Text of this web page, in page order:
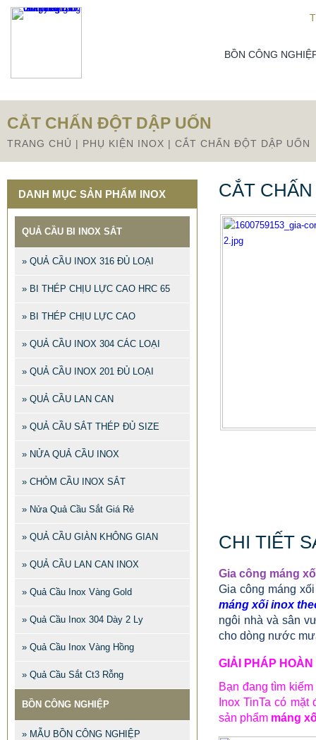
BỒN CÔNG
From this section downward is Zalo source code
CẮT CHẤN ĐỘT DẬP UỐN
TRANG CHỦ | PHỤ KIỆN INOX | CẮT CHẤN ĐỘT DẬP UỐN
CẮT
CHI TIẾT
Gia công máng
Gia công máng
máng xối inox
ngôi nhà và sân
cho dòng nước
GIẢI PHÁP HOÀN
Bạn đang tìm
Inox TinTa có
sản phẩm máng
DANH MỤC SẢN PHẨM INOX
QUẢ CẦU BI INOX SẮT
» QUẢ CẦU INOX 316 ĐỦ LOẠI
» BI THÉP CHỊU LỰC CAO HRC 65
» BI THÉP CHỊU LỰC CAO
» QUẢ CẦU INOX 304 CÁC LOẠI
» QUẢ CẦU INOX 201 ĐỦ LOẠI
» QUẢ CẦU LAN CAN
» QUẢ CẦU SẮT THÉP ĐỦ SIZE
» NỬA QUẢ CẦU INOX
» CHỎM CẦU INOX SẮT
» Nửa Quả Cầu Sắt Giá Rẻ
» QUẢ CẦU GIÀN KHÔNG GIAN
» QUẢ CẦU LAN CAN INOX
» Quả Cầu Inox Vàng Gold
» Quả Cầu Inox 304 Dày 2 Ly
» Quả Cầu Inox Vàng Hồng
» Quả Cầu Sắt Ct3 Rỗng
BỒN CÔNG NGHIỆP
» MẪU BỒN CÔNG NGHIỆP